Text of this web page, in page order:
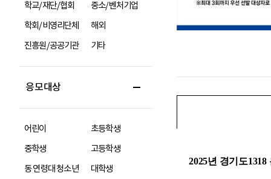
학교/재단/협회
중소/벤처기업
학회/비영리단체
해외
진흥원/공공기관
기타
응모대상
어린이
초등학생
중학생
고등학생
동 연령대 청소년
대학생